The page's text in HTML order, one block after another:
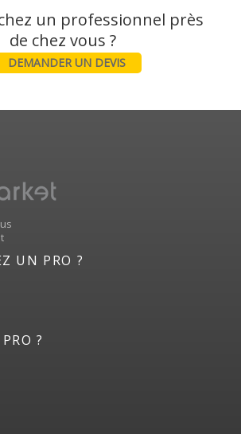
un professionnel près
DEMANDER UN DEVIS
UN PRO ?
?